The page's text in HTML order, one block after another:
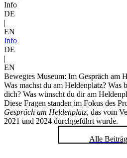
Info
DE
|
EN
Info
DE
|
EN
Bewegtes Museum: Im Gespräch am
Was machst du am Heldenplatz? Was
dich? Was wünscht du dir am
Diese Fragen standen im Fokus des
Gespräch am Heldenplatz, das vom
2021 und 2024 durchgeführt wurde.
Alle